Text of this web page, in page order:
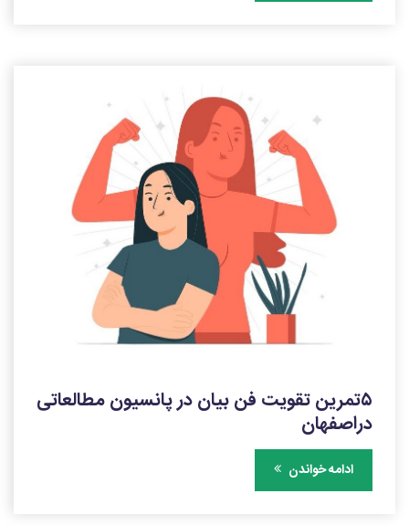
۵تمرین تقویت فن بیان در پانسیون مطالعاتی
دراصفهان
ادامه خواندن